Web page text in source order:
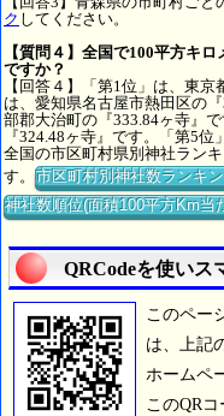
ク してください。
【質問４】全国で100平方キ
ですか？
【回答４】「第1位」は、東
は、愛知県名古屋市熱田区の
部郡大治町の『333.84ヶ寺』
『324.48ヶ寺』です。「第5
全国の市区町村県別神社ラン
す。市区町村別神社数ランキ
神社数順位(面積100平方Km当
QRCodeを使いス
このペー
は、上記
ホームペ
このQRコ